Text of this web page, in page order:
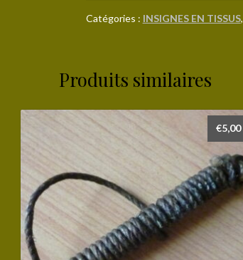
DIVISION
Catégories : INSIGNES EN TISSUS,
Produits similaires
€5,00